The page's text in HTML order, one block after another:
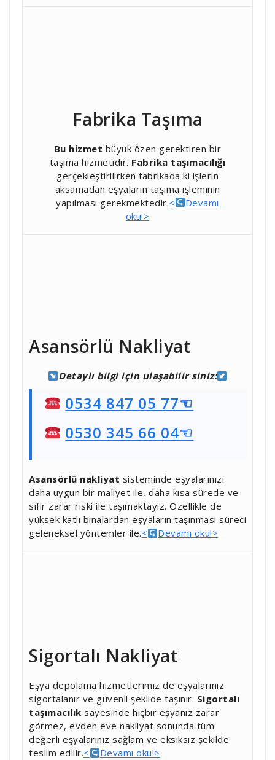
Fabrika Taşıma
Bu hizmet büyük özen gerektiren bir
taşıma hizmetidir. Fabrika taşımacılığı
gerçekleştirilirken fabrikada ki işlerin
aksamadan eşyaların taşıma işleminin
yapılması gerekmektedir.<
Devamı
oku!>
Asansörlü Nakliyat
Detaylı bilgi için ulaşabilir siniz:
0534 847 05 77☜
0530 345 66 04☜
Asansörlü nakliyat sisteminde eşyalarınızı
daha uygun bir maliyet ile, daha kısa sürede ve
sıfır zarar riski ile taşımaktayız. Özellikle de
yüksek katlı binalardan eşyaların taşınması süreci
geleneksel yöntemler ile.< Devamı oku!>
Sigortalı Nakliyat
Eşya depolama hizmetlerimiz de eşyalarınız
sigortalanır ve güvenli şekilde taşınır. Sigortalı
taşımacılık sayesinde hiçbir eşyanız zarar
görmez, evden eve nakliyat sonunda tüm
değerli eşyalarınız sağlam ve eksiksiz şekilde
teslim edilir.< Devamı oku!>